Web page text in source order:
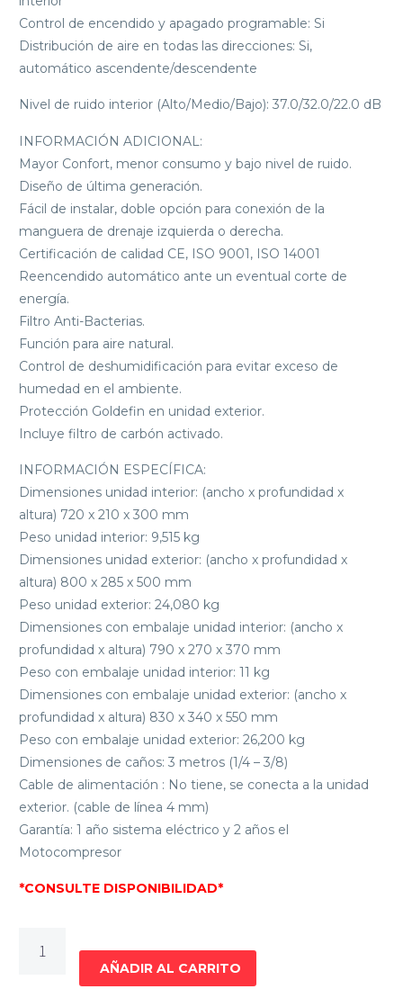
Control de encendido y apagado programable: Si
Distribución de aire en todas las direcciones: Si,
automático ascendente/descendente
Nivel de ruido interior (Alto/Medio/Bajo): 37.0/32.0/22.0 dB
INFORMACIÓN ADICIONAL:
Mayor Confort, menor consumo y bajo nivel de ruido.
Diseño de última generación.
Fácil de instalar, doble opción para conexión de la
manguera de drenaje izquierda o derecha.
Certificación de calidad CE, ISO 9001, ISO 14001
Reencendido automático ante un eventual corte de
energía.
Filtro Anti-Bacterias.
Función para aire natural.
Control de deshumidificación para evitar exceso de
humedad en el ambiente.
Protección Goldefin en unidad exterior.
Incluye filtro de carbón activado.
INFORMACIÓN ESPECÍFICA:
Dimensiones unidad interior: (ancho x profundidad x
altura) 720 x 210 x 300 mm
Peso unidad interior: 9,515 kg
Dimensiones unidad exterior: (ancho x profundidad x
altura) 800 x 285 x 500 mm
Peso unidad exterior: 24,080 kg
Dimensiones con embalaje unidad interior: (ancho x
profundidad x altura) 790 x 270 x 370 mm
Peso con embalaje unidad interior: 11 kg
Dimensiones con embalaje unidad exterior: (ancho x
profundidad x altura) 830 x 340 x 550 mm
Peso con embalaje unidad exterior: 26,200 kg
Dimensiones de caños: 3 metros (1/4 – 3/8)
Cable de alimentación : No tiene, se conecta a la unidad
exterior. (cable de línea 4 mm)
Garantía: 1 año sistema eléctrico y 2 años el
Motocompresor
*CONSULTE DISPONIBILIDAD*
ACONDICIONADO
INVERTER
AÑADIR AL CARRITO